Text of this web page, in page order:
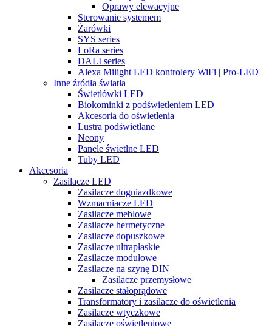
Oprawy elewacyjne
Sterowanie systemem
Żarówki
SYS series
LoRa series
DALI series
Alexa Milight LED kontrolery WiFi | Pro-LED
Inne źródła światła
Świetlówki LED
Biokominki z podświetleniem LED
Akcesoria do oświetlenia
Lustra podświetlane
Neony
Panele świetlne LED
Tuby LED
Akcesoria
Zasilacze LED
Zasilacze dogniazdkowe
Wzmacniacze LED
Zasilacze meblowe
Zasilacze hermetyczne
Zasilacze dopuszkowe
Zasilacze ultrapłaskie
Zasilacze modułowe
Zasilacze na szynę DIN
Zasilacze przemysłowe
Zasilacze stałoprądowe
Transformatory i zasilacze do oświetlenia
Zasilacze wtyczkowe
Zasilacze oświetleniowe